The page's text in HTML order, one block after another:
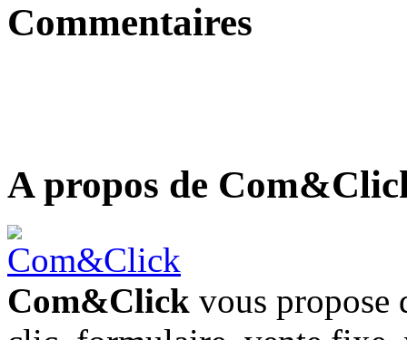
Commentaires
A propos de
Com&Click vous propose